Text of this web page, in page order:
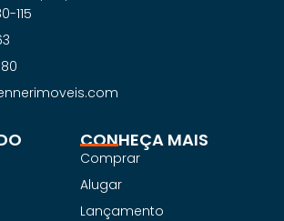
CONHEÇA MAIS
Comprar
Alugar
Lançamento
115